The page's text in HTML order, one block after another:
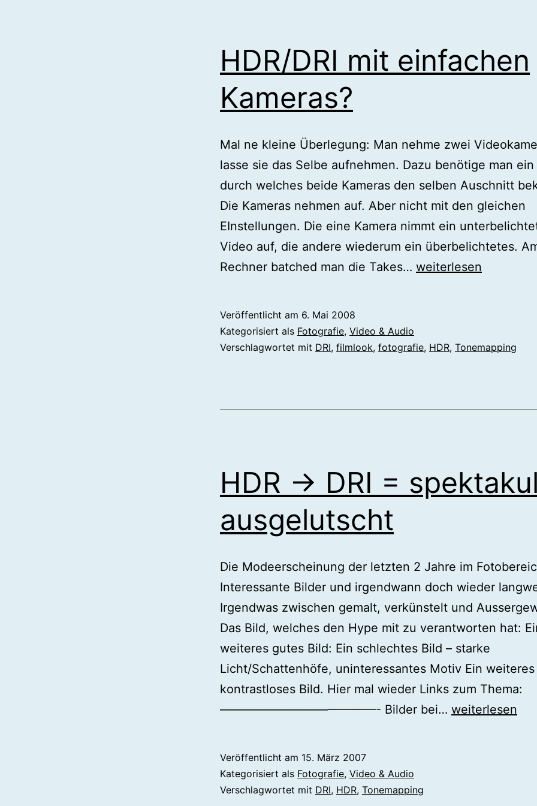
HDR/DRI mit einfachen
Kameras?
Mal ne kleine Überlegung: Man nehme zwei
lasse sie das Selbe aufnehmen. Dazu benötige man ein
durch welches beide Kameras den selben Auschnitt
Die Kameras nehmen auf. Aber nicht mit den gleichen
EInstellungen. Die eine Kamera nimmt ein
Video auf, die andere wiederum ein überbelichtetes.
Rechner batched man die Takes… HDR/DRI
weiterlesen
Veröffentlicht am 6. Mai 2008
Kategorisiert als Fotografie, Video & Audio
Verschlagwortet mit DRI, filmlook, fotografie, HDR, Tonemapping
HDR -> DRI =
ausgelutscht
Die Modeerscheinung der letzten 2 Jahre im
Interessante Bilder und irgendwann doch wieder
Irgendwas zwischen gemalt, verkünstelt und
Das Bild, welches den Hype mit zu verantworten hat:
weiteres gutes Bild: Ein schlechtes Bild – starke
Licht/Schattenhöfe, uninteressantes Motiv Ein weiteres
kontrastloses Bild. Hier mal wieder Links zum Thema:
—————————————- Bilder bei… HDR
weiterlesen
Veröffentlicht am 15. März 2007
Kategorisiert als Fotografie, Video & Audio
Verschlagwortet mit DRI, HDR, Tonemapping